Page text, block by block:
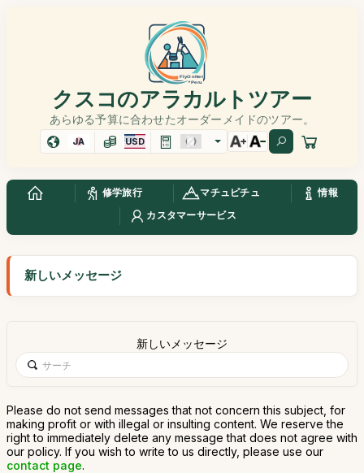
クスコのアラカルトツアー
あらゆる予算に合わせたオーダーメイドのツアー。
JA USD
修学旅行 マチュピチュ
情報
カスタマーサービス
新しいメッセージ
新しいメッセージ
Please do not send messages that not concern this subject, for
making profit or with illegal or insulting content. We reserve the
right to immediately delete any message that does not agree with
our policy. If you wish to write to us directly, please use our
contact page.